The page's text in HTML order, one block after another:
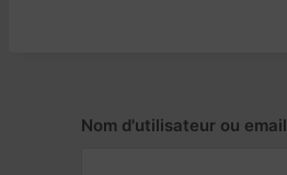
Nom d'utilisateur ou email